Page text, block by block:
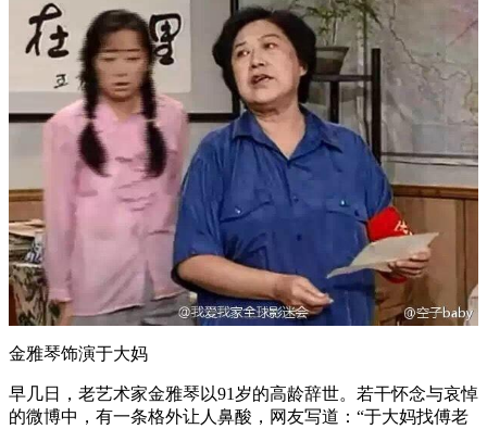
金雅琴饰演于大妈
早几日，老艺术家金雅琴以91岁的高龄辞世。若干怀念与哀悼
的微博中，有一条格外让人鼻酸，网友写道：“于大妈找傅老